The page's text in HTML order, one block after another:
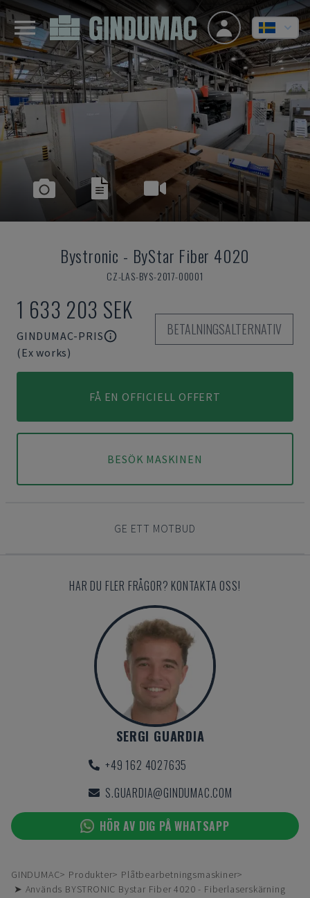
Bystronic - ByStar Fiber 4020
CZ-LAS-BYS-2017-00001
1 633 203 SEK
GINDUMAC-PRIS
(Ex works)
BETALNINGSALTERNATIV
FÅ EN OFFICIELL OFFERT
BESÖK MASKINEN
GE ETT MOTBUD
HAR DU FLER FRÅGOR? KONTAKTA OSS!
SERGI GUARDIA
+49 162 4027635
S.GUARDIA@GINDUMAC.COM
HÖR AV DIG PÅ WHATSAPP
GINDUMAC Produkter
Plåtbearbetningsmaskiner
➤ Används BYSTRONIC Bystar Fiber 4020 - Fiberlaserskärning